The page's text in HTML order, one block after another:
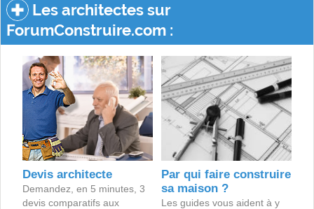
Les architectes sur
ForumConstruire.com :
Devis architecte
Demandez, en 5 minutes, 3
devis comparatifs aux
Par qui faire construire
sa maison ?
Les guides vous aident à y